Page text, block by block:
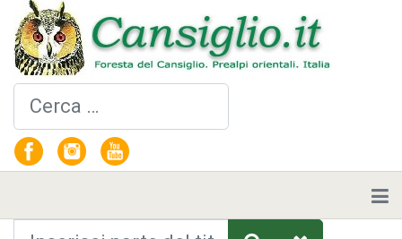
Cerca
Inserisci parte del titolo